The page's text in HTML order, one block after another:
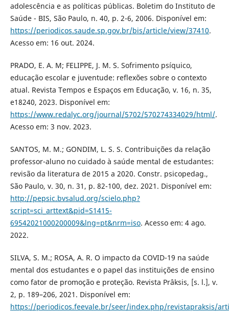
adolescência e as políticas públicas. Boletim do Instituto de
Saúde - BIS, São Paulo, n. 40, p. 2-6, 2006. Disponível em:
https://periodicos.saude.sp.gov.br/bis/article/view/37410.
Acesso em: 16 out. 2024.
PRADO, E. A. M; FELIPPE, J. M. S. Sofrimento psíquico,
educação escolar e juventude: reflexões sobre o contexto
atual. Revista Tempos e Espaços em Educação, v. 16, n. 35,
e18240, 2023. Disponível em:
https://www.redalyc.org/journal/5702/570274334029/html/.
Acesso em: 3 nov. 2023.
SANTOS, M. M.; GONDIM, L. S. S. Contribuições da relação
professor-aluno no cuidado à saúde mental de estudantes:
revisão da literatura de 2015 a 2020. Constr. psicopedag.,
São Paulo, v. 30, n. 31, p. 82-100, dez. 2021. Disponível em:
http://pepsic.bvsalud.org/scielo.php?
script=sci_arttext&pid=S1415-
69542021000200009&lng=pt&nrm=iso. Acesso em: 4 ago.
2022.
SILVA, S. M.; ROSA, A. R. O impacto da COVID-19 na saúde
mental dos estudantes e o papel das instituições de ensino
como fator de promoção e proteção. Revista Prâksis, [s. l.], v.
2, p. 189–206, 2021. Disponível em:
https://periodicos.feevale.br/seer/index.php/revistapraksis/